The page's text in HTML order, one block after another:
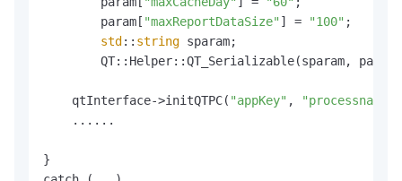
	param[
"maxReportDataSize" ] = "100" ;
std :: string sparam;
    qtInterface->initQTPC(
"appKey" , "processname"
    ......
}